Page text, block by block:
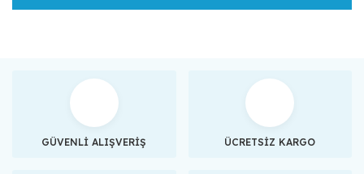
GÜVENLİ ALIŞVERİŞ ÜCRETSİZ KARGO